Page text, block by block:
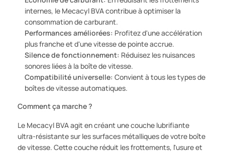
internes, le Mecacyl BVA contribue à optimiser la
consommation de carburant.
Performances améliorées: Profitez d'une accélération
plus franche et d'une vitesse de pointe accrue.
Silence de fonctionnement: Réduisez les nuisances
sonores liées à la boîte de vitesse.
Compatibilité universelle: Convient à tous les types de
boîtes de vitesse automatiques.
Comment ça marche ?
Le Mecacyl BVA agit en créant une couche lubrifiante
ultra-résistante sur les surfaces métalliques de votre boîte
de vitesse. Cette couche réduit les frottements, l'usure et